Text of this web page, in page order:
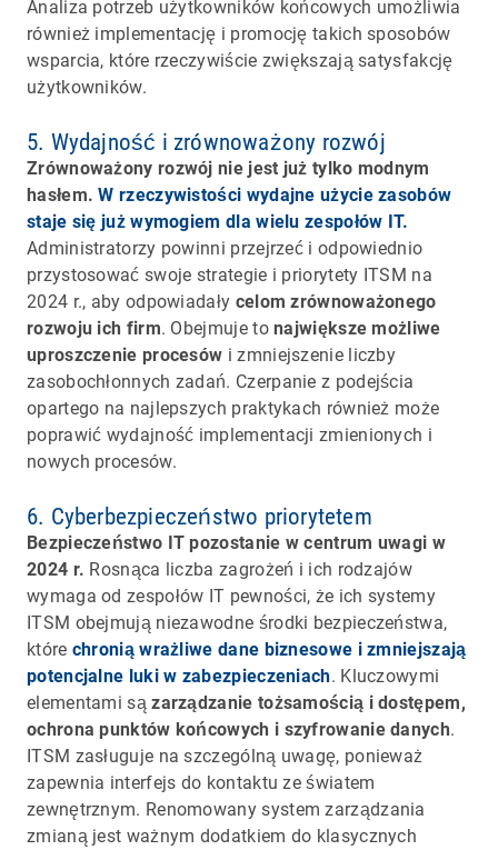
Analiza potrzeb użytkowników końcowych umożliwia
również implementację i promocję takich sposobów
wsparcia, które rzeczywiście zwiększają satysfakcję
użytkowników.
5. Wydajność i zrównoważony rozwój
Zrównoważony rozwój nie jest już tylko modnym
hasłem. W rzeczywistości wydajne użycie zasobów
staje się już wymogiem dla wielu zespołów IT.
Administratorzy powinni przejrzeć i odpowiednio
przystosować swoje strategie i priorytety ITSM na
2024 r., aby odpowiadały celom zrównoważonego
rozwoju ich firm. Obejmuje tonajwiększe możliwe
uproszczenie procesów i zmniejszenie liczby
zasobochłonnych zadań. Czerpanie z podejścia
opartego na najlepszych praktykach również może
poprawić wydajność implementacji zmienionych i
nowych procesów.
6. Cyberbezpieczeństwo priorytetem
Bezpieczeństwo IT pozostanie w centrum uwagi w
2024 r. Rosnąca liczba zagrożeń i ich rodzajów
wymaga od zespołów IT pewności, że ich systemy
ITSM obejmują niezawodne środki bezpieczeństwa,
które chronią wrażliwe dane biznesowe i zmniejszają
potencjalne luki w zabezpieczeniach. Kluczowymi
elementami sązarządzanie tożsamością i dostępem,
ochrona punktów końcowych i szyfrowanie danych.
ITSM zasługuje na szczególną uwagę, ponieważ
zapewnia interfejs do kontaktu ze światem
zewnętrznym. Renomowany system zarządzania
zmianą jest ważnym dodatkiem do klasycznych